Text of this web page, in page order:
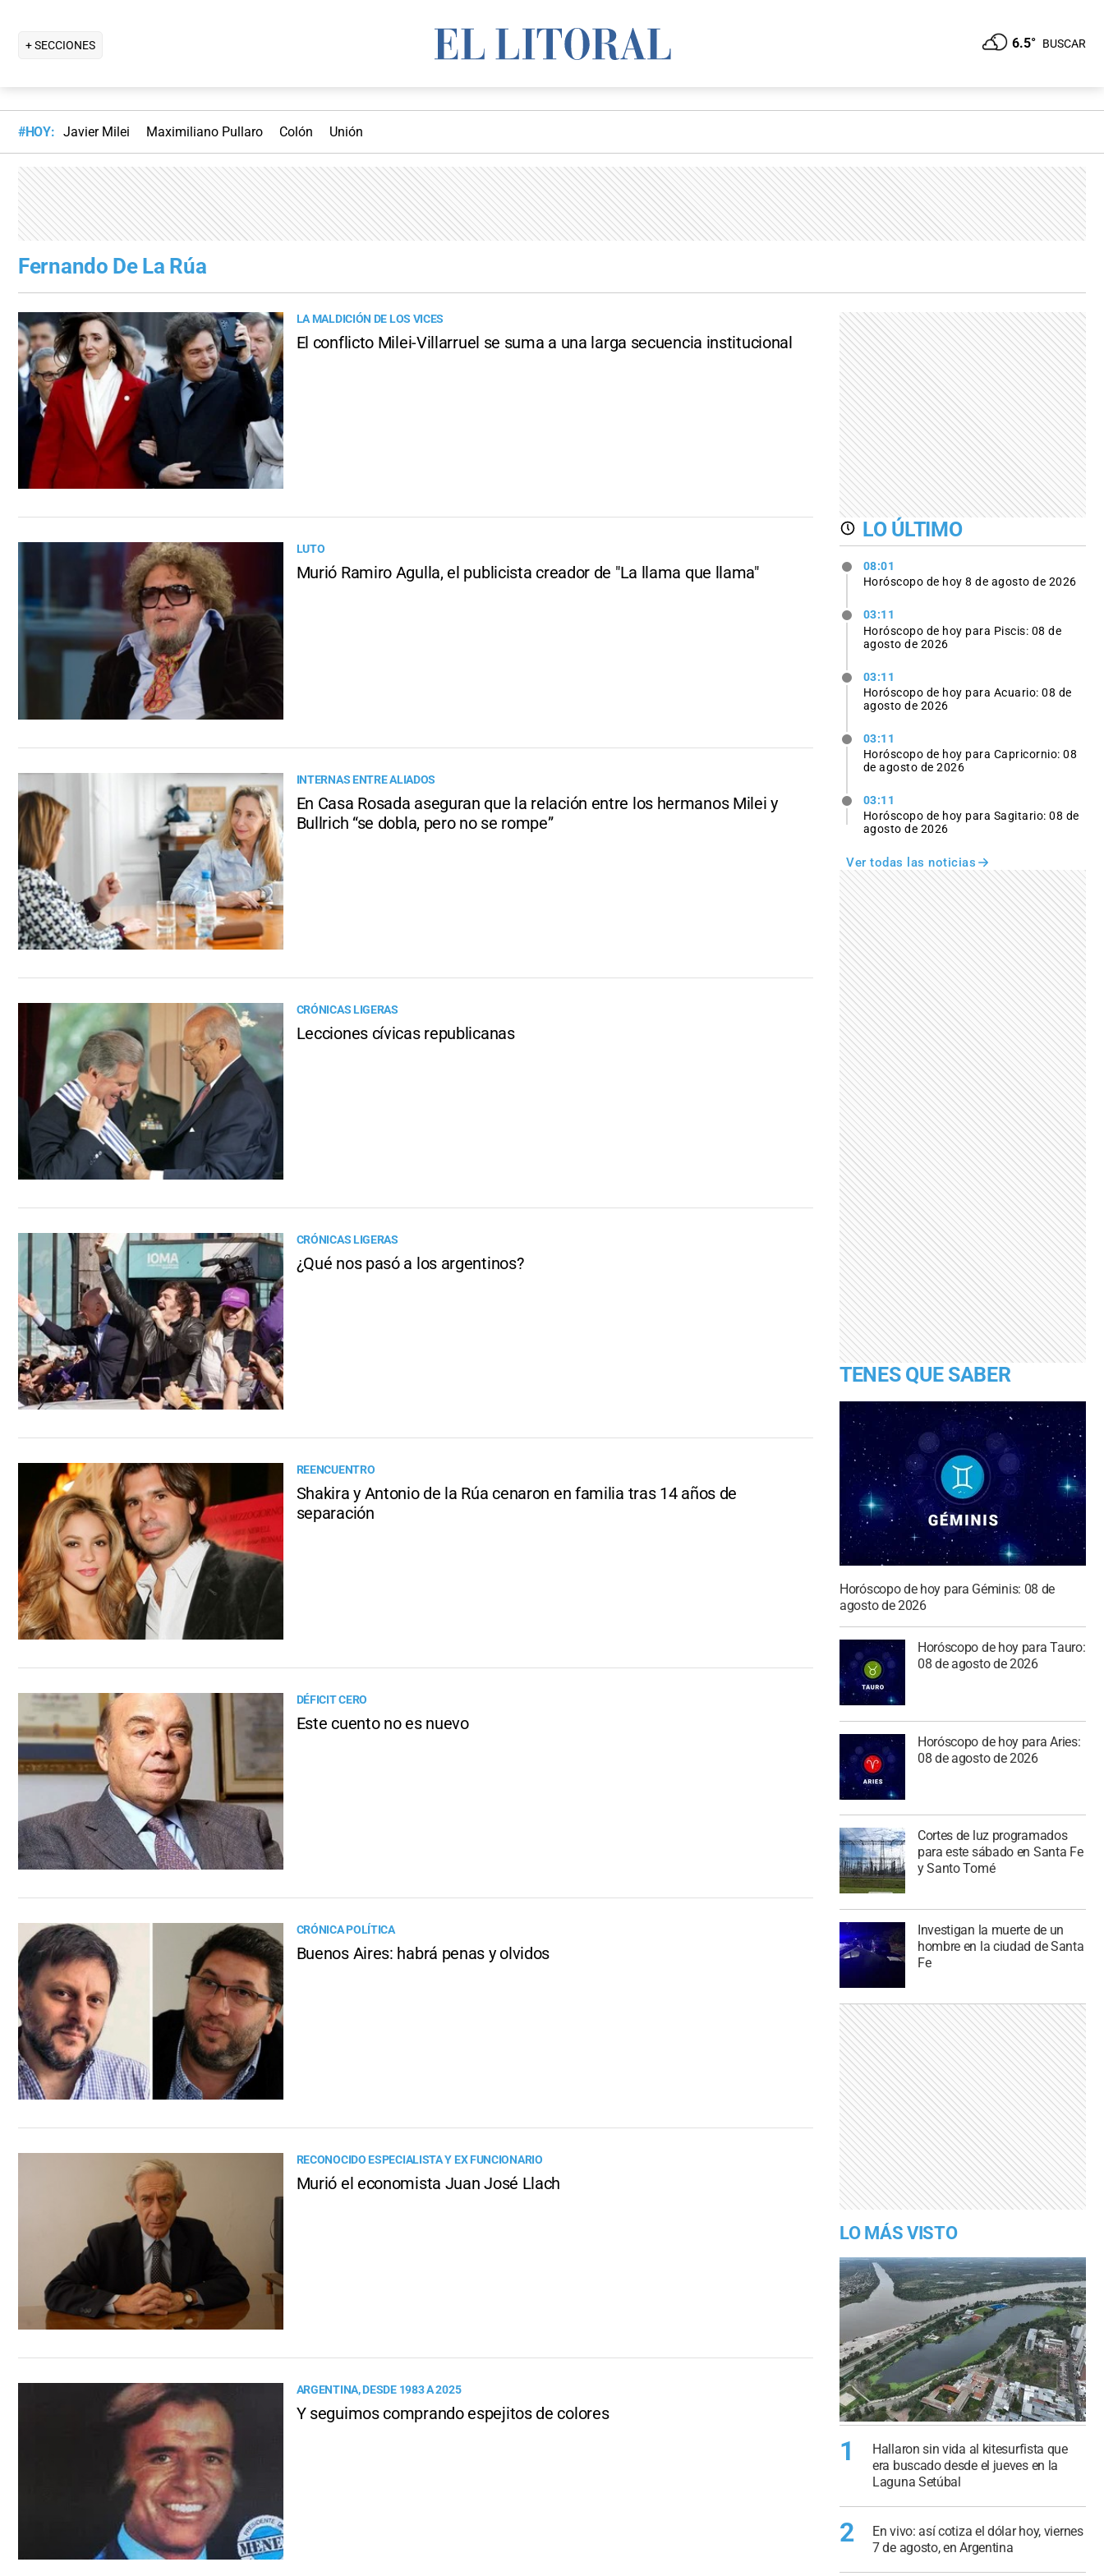
+ SECCIONES 6.5° BUSCAR
#HOY: Javier Milei Maximiliano Pullaro Colón Unión
Fernando De La Rúa
LA MALDICIÓN DE LOS VICES
El conflicto Milei-Villarruel se suma a una larga secuencia institucional
LUTO
Murió Ramiro Agulla, el publicista creador de "La llama que llama"
INTERNAS ENTRE ALIADOS
En Casa Rosada aseguran que la relación entre los hermanos Milei y
Bullrich “se dobla, pero no se rompe”
CRÓNICAS LIGERAS
Lecciones cívicas republicanas
CRÓNICAS LIGERAS
¿Qué nos pasó a los argentinos?
REENCUENTRO
Shakira y Antonio de la Rúa cenaron en familia tras 14 años de
separación
DÉFICIT CERO
Este cuento no es nuevo
CRÓNICA POLÍTICA
Buenos Aires: habrá penas y olvidos
RECONOCIDO ESPECIALISTA Y EX FUNCIONARIO
Murió el economista Juan José Llach
ARGENTINA, DESDE 1983 A 2025
Y seguimos comprando espejitos de colores
LO ÚLTIMO
08:01
Horóscopo de hoy 8 de agosto de 2026
03:11
Horóscopo de hoy para Piscis: 08 de
agosto de 2026
03:11
Horóscopo de hoy para Acuario: 08 de
agosto de 2026
03:11
Horóscopo de hoy para Capricornio: 08
de agosto de 2026
03:11
Horóscopo de hoy para Sagitario: 08 de
agosto de 2026
Ver todas las noticias
TENES QUE SABER
Horóscopo de hoy para Géminis: 08 de
agosto de 2026
Horóscopo de hoy para Tauro:
08 de agosto de 2026
Horóscopo de hoy para Aries:
08 de agosto de 2026
Cortes de luz programados
para este sábado en Santa Fe
y Santo Tomé
Investigan la muerte de un
hombre en la ciudad de Santa
Fe
LO MÁS VISTO
1
Hallaron sin vida al kitesurfista que
era buscado desde el jueves en la
Laguna Setúbal
2
En vivo: así cotiza el dólar hoy, viernes
7 de agosto, en Argentina